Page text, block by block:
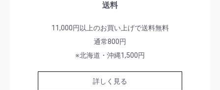
送料
11,000円以上のお買い上げで送料無料
通常800円
※北海道・沖縄1,500円
詳しく見る